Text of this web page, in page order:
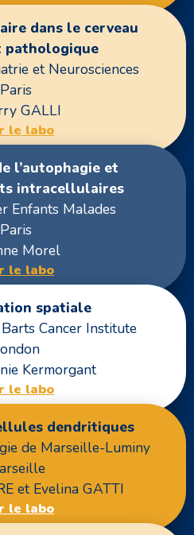
dans le cerveau
pathologique
et Neurosciences
Paris
GALLI
le labo
l’autophagie et
intracellulaires
Enfants Malades
Paris
Morel
le labo
spatiale
Cancer Institute
Kermorgant
le labo
dendritiques
de Marseille-Luminy
et Evelina GATTI
le labo